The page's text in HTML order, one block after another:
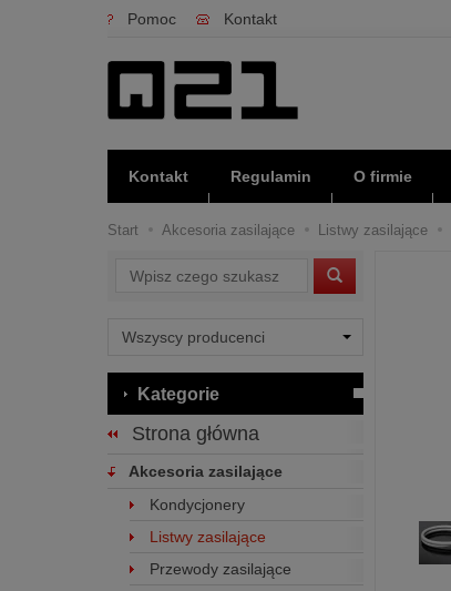
Pomoc Kontakt
Kontakt Regulamin O firmie
Start Akcesoria zasilające Listwy zasilające
Wyszukaj
Kategorie
Strona główna
Akcesoria zasilające
Kondycjonery
Listwy zasilające
Przewody zasilające